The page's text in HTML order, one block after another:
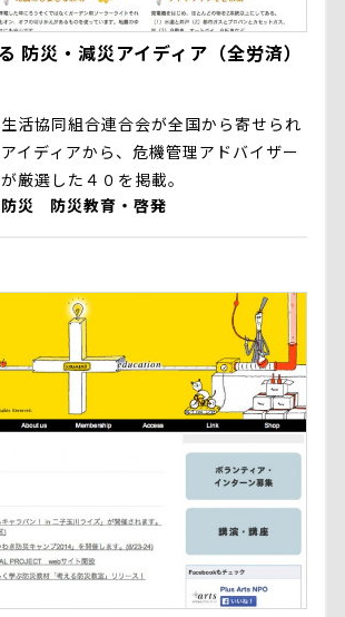
防災・減災アイディア（全労済）
活協同組合連合会が全国から寄せられ
イディアから、危機管理アドバイザー
厳選した４０を掲載。
災 防災教育・啓発